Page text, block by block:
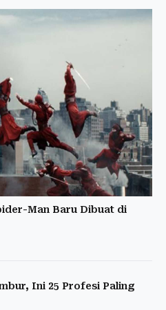
Man Baru Dibuat di
Ini 25 Profesi Paling